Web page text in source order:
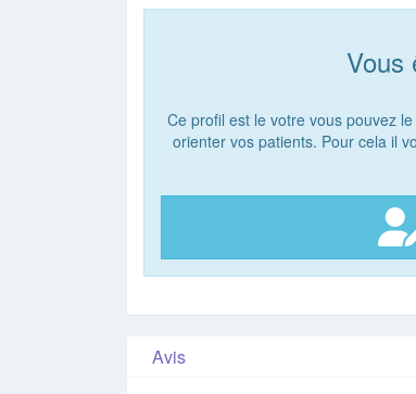
Vous
Ce profil est le votre vous pouvez
orienter vos patients. Pour cela il
Avis